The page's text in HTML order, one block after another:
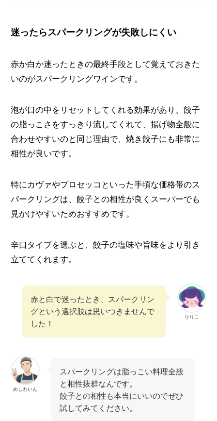
迷ったらスパークリングが失敗しにくい
赤か白か迷ったときの最終手段として覚えておきた
いのがスパークリングワインです。
泡が口の中をリセットしてくれる効果があり、餃子
の脂っこさをすっきり流してくれて、揚げ物全般に
合わせやすいのと同じ理由で、焼き餃子にも非常に
相性が良いです。
特にカヴァやプロセッコといった手頃な価格帯のス
パークリングは、餃子との相性が良くスーパーでも
見かけやすいためおすすめです。
辛口タイプを選ぶと、餃子の塩味や旨味をより引き
立ててくれます。
りりこ
赤と白で迷ったとき、スパークリン
グという選択肢は思いつきませんで
した！
めしわいん
スパークリングは脂っこい料理全般
と相性抜群なんです。
餃子との相性も本当にいいのでぜひ
試してみてください。